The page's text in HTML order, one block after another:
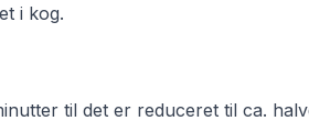
i kog.
til det er reduceret til ca.